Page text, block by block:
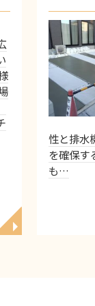
◥
性と排水
を確保す
も…